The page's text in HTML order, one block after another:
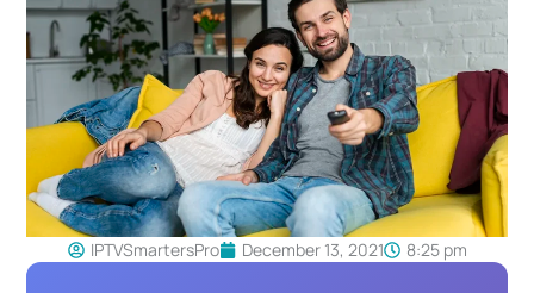
IPTVSmartersPro December 13, 2021 8:25 pm